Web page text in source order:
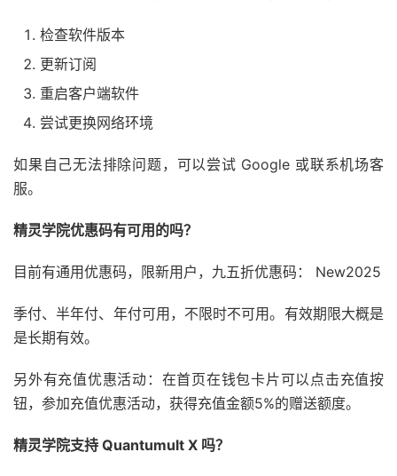
检查软件版本
更新订阅
重启客户端软件
尝试更换网络环境
如果自己无法排除问题，可以尝试 Google 或联系机场客
服。
精灵学院优惠码有可用的吗？
目前有通用优惠码，限新用户，九五折优惠码： New2025
季付、半年付、年付可用，不限时不可用。有效期限大概是
是长期有效。
另外有充值优惠活动：在首页在钱包卡片可以点击充值按
钮，参加充值优惠活动，获得充值金额5%的赠送额度。
精灵学院支持 Quantumult X 吗？